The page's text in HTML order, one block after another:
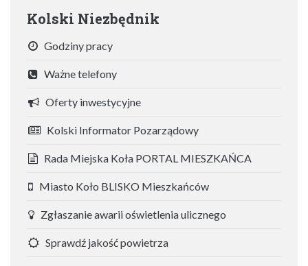
Kolski Niezbędnik
Godziny pracy
Ważne telefony
Oferty inwestycyjne
Kolski Informator Pozarządowy
Rada Miejska Koła PORTAL MIESZKAŃCA
Miasto Koło BLISKO Mieszkańców
Zgłaszanie awarii oświetlenia ulicznego
Sprawdź jakość powietrza